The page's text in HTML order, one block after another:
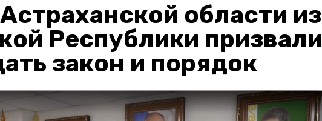
области из
Республики призвали
закон и порядок